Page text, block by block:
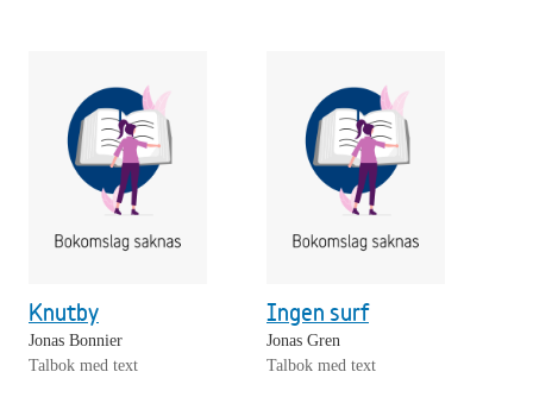
Knutby
Jonas Bonnier
Talbok med text
Ingen surf
Jonas Gren
Talbok med text